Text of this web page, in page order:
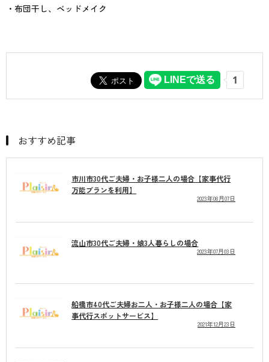
・布団干し、ベッドメイク
おすすめ記事
市川市30代ご夫婦・お子様二人の場合【家事代行
万能プランを利用】
2023年08月07日
流山市30代ご夫婦・娘3人暮らしの場合
2023年07月03日
船橋市40代ご夫婦お二人・お子様二人の場合【家
事代行スポットサービス】
2021年12月23日